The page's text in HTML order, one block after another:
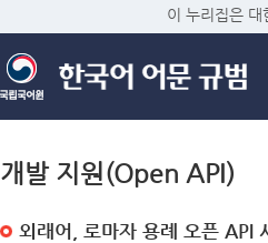
이 누리집은 대
개발 지원(Open API)
외래어, 로마자 용례 오픈 API